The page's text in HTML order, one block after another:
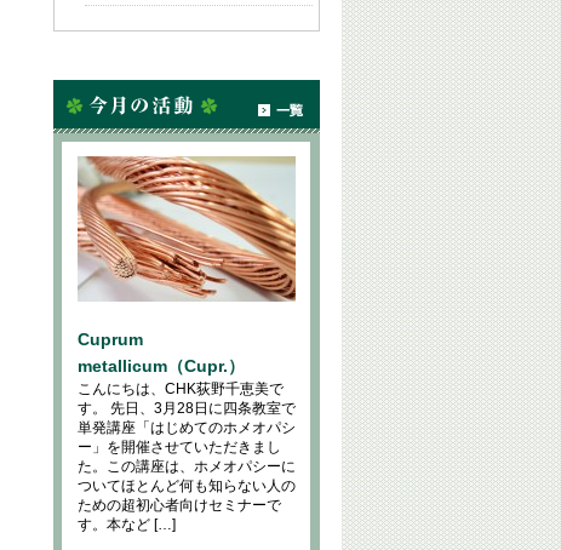
Cuprum
metallicum（Cupr.）
こんにちは、CHK荻野千恵美で
す。 先日、3月28日に四条教室で
単発講座「はじめてのホメオパシ
ー」を開催させていただきまし
た。この講座は、ホメオパシーに
ついてほとんど何も知らない人の
ための超初心者向けセミナーで
す。本など […]